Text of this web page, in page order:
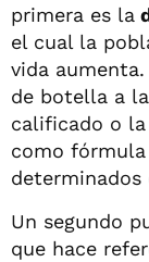
primera es la
el cual la
vida
de botella a
calificado o
como fórmula
determinados
Un segundo
que hace